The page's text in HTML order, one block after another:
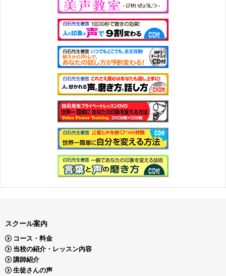
スクール案内
コース・料金
当校の紹介・レッスン内容
講師紹介
生徒さんの声